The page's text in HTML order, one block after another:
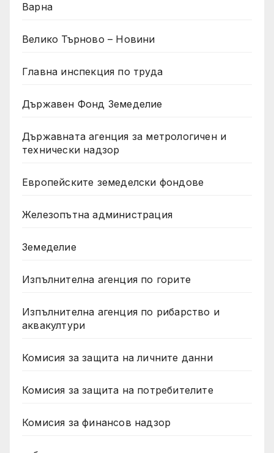
Варна
Велико Търново – Новини
Главна инспекция по труда
Държавен Фонд Земеделие
Държавната агенция за метрологичен и
технически надзор
Европейските земеделски фондове
Железопътна администрация
Земеделие
Изпълнителна агенция по горите
Изпълнителна агенция по рибарство и
аквакултури
Комисия за защита на личните данни
Комисия за защита на потребителите
Комисия за финансов надзор